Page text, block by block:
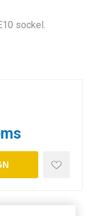
sockel.